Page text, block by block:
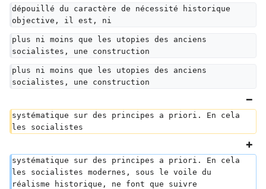
dépouillé du caractère de nécessité historique
objective, il est, ni
plus ni moins que les utopies des anciens
socialistes, une construction
plus ni moins que les utopies des anciens
socialistes, une construction
systématique sur des principes a priori. En cela
les socialistes
systématique sur des principes a priori. En cela
les socialistes modernes, sous le voile du
réalisme historique, ne font que suivre